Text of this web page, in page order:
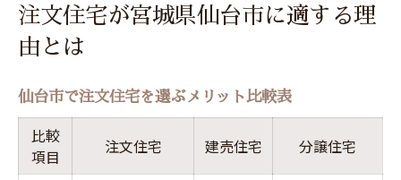
注文住宅が宮城県仙台市に適する理
由とは
仙台市で注文住宅を選ぶメリット比較表
比較
項目
注文住宅 建売住宅 分譲住宅